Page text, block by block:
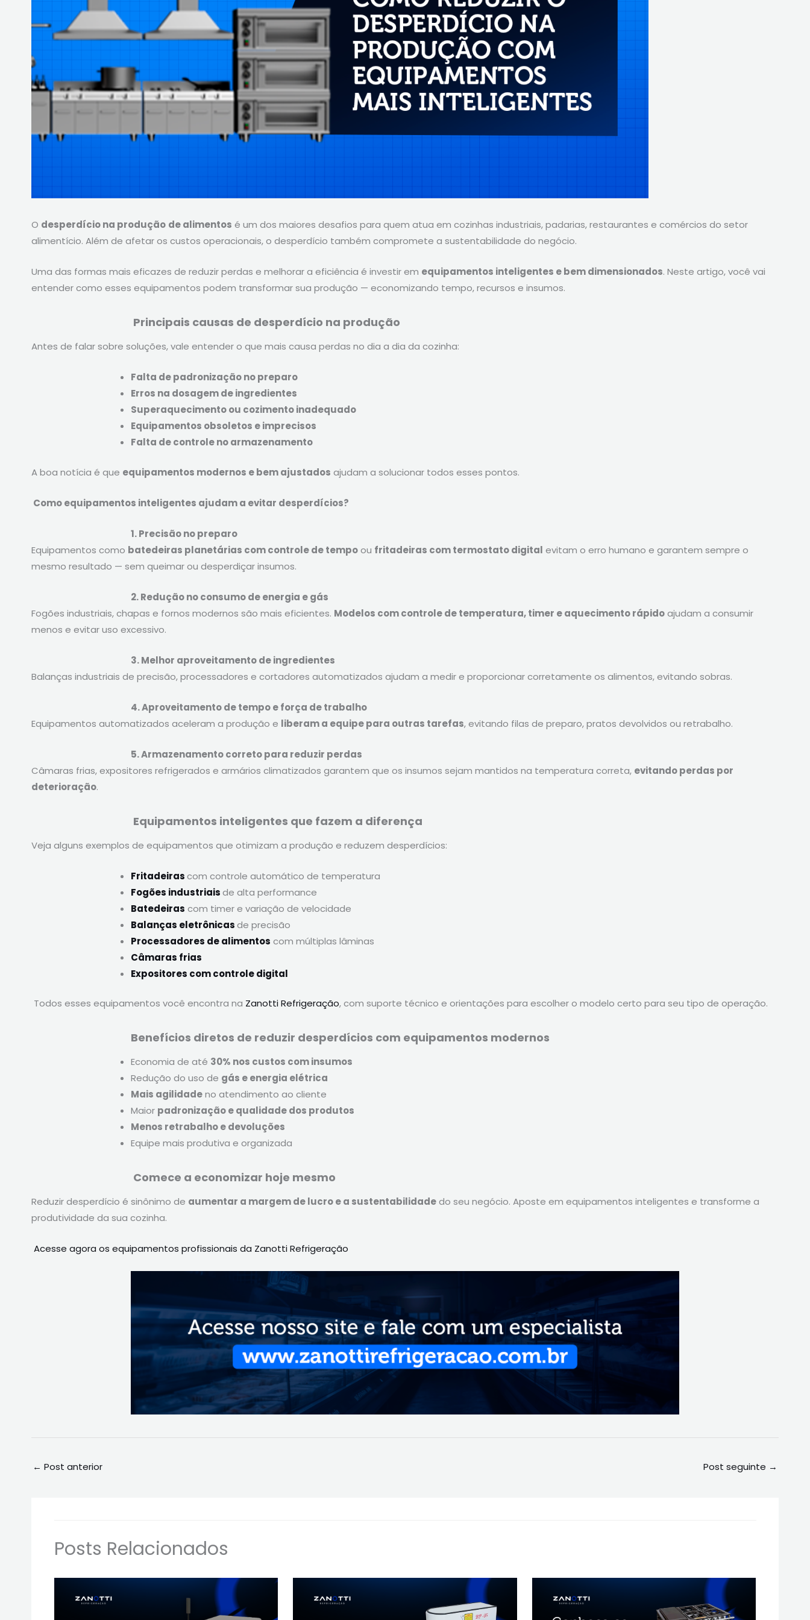
O desperdício na produção de alimentos é um dos maiores desafios para quem atua em cozinhas industriais, padarias, restaurantes e comércios do setor
alimentício. Além de afetar os custos operacionais, o desperdício também compromete a sustentabilidade do negócio.
Uma das formas mais eficazes de reduzir perdas e melhorar a eficiência é investir em equipamentos inteligentes e bem dimensionados. Neste artigo, você vai
entender como esses equipamentos podem transformar sua produção — economizando tempo, recursos e insumos.
Principais causas de desperdício na produção
Antes de falar sobre soluções, vale entender o que mais causa perdas no dia a dia da cozinha:
Falta de padronização no preparo
Erros na dosagem de ingredientes
Superaquecimento ou cozimento inadequado
Equipamentos obsoletos e imprecisos
Falta de controle no armazenamento
A boa notícia é que equipamentos modernos e bem ajustados ajudam a solucionar todos esses pontos.
Como equipamentos inteligentes ajudam a evitar desperdícios?
1. Precisão no preparo
Equipamentos como batedeiras planetárias com controle de tempoou fritadeiras com termostato digital evitam o erro humano e garantem sempre o
mesmo resultado — sem queimar ou desperdiçar insumos.
2. Redução no consumo de energia e gás
Fogões industriais, chapas e fornos modernos são mais eficientes. Modelos com controle de temperatura, timer e aquecimento rápidoajudam a consumir
menos e evitar uso excessivo.
3. Melhor aproveitamento de ingredientes
Balanças industriais de precisão, processadores e cortadores automatizados ajudam a medir e proporcionar corretamente os alimentos, evitando sobras.
4. Aproveitamento de tempo e força de trabalho
Equipamentos automatizados aceleram a produção e liberam a equipe para outras tarefas, evitando filas de preparo, pratos devolvidos ou retrabalho.
5. Armazenamento correto para reduzir perdas
Câmaras frias, expositores refrigerados e armários climatizados garantem que os insumos sejam mantidos na temperatura correta, evitando perdas por
deterioração.
Equipamentos inteligentes que fazem a diferença
Veja alguns exemplos de equipamentos que otimizam a produção e reduzem desperdícios:
Fritadeirascom controle automático de temperatura
Fogões industriaisde alta performance
Batedeiras com timer e variação de velocidade
Balanças eletrônicasde precisão
Processadores de alimentos com múltiplas lâminas
Câmaras frias
Expositores com controle digital
Todos esses equipamentos você encontra na Zanotti Refrigeração, com suporte técnico e orientações para escolher o modelo certo para seu tipo de operação.
Benefícios diretos de reduzir desperdícios com equipamentos modernos
Economia de até 30% nos custos com insumos
Redução do uso de gás e energia elétrica
Mais agilidadeno atendimento ao cliente
Maior padronização e qualidade dos produtos
Menos retrabalho e devoluções
Equipe mais produtiva e organizada
Comece a economizar hoje mesmo
Reduzir desperdício é sinônimo de aumentar a margem de lucro e a sustentabilidadedo seu negócio. Aposte em equipamentos inteligentes e transforme a
produtividade da sua cozinha.
Acesse agora os equipamentos profissionais da Zanotti Refrigeração
← Post anterior Post seguinte →
Posts Relacionados